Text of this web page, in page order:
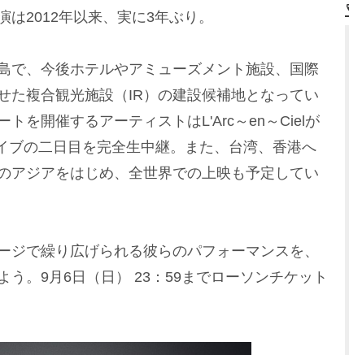
は2012年以来、実に3年ぶり。
、今後ホテルやアミューズメント施設、国際
た複合観光施設（IR）の建設候補地となってい
トを開催するアーティストはL'Arc～en～Cielが
ブの二日目を完全生中継。また、台湾、香港へ
アジアをはじめ、全世界での上映も予定してい
で繰り広げられる彼らのパフォーマンスを、
う。9月6日（日） 23：59までローソンチケット